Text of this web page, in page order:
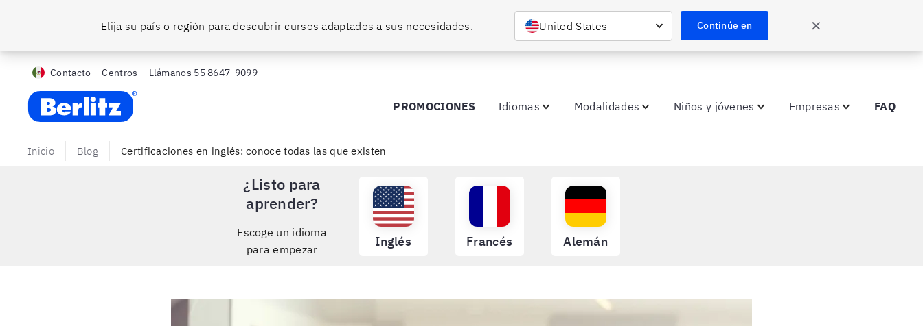
Elija su país o región para descubrir cursos adaptados a sus necesidades. United States Continúe en ✕
Contacto Centros Llámanos 55 8647-9099
Berlitz MX
PROMOCIONES Idiomas Modalidades Niños y jóvenes Empresas FAQ
Inicio Blog Certificaciones en inglés: conoce todas las que existen
¿Listo para
aprender?
Escoge un idioma
para empezar
Inglés Francés Alemán